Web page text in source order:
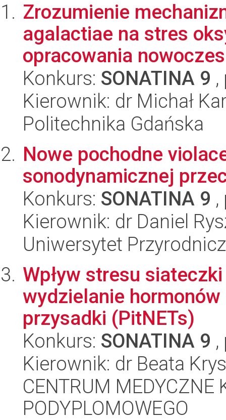
Zrozumienie
agalactiae na stres
opracowania
Konkurs: SONATINA 9
Kierownik: dr Michał
Politechnika Gdańska
Nowe pochodne
sonodynamicznej
Konkurs: SONATINA 9
Kierownik: dr Daniel
Uniwersytet
Wpływ stresu
wydzielanie
przysadki (PitNETs)
Konkurs: SONATINA 9
Kierownik: dr Beata
CENTRUM MEDYCZNE
PODYPLOMOWEGO